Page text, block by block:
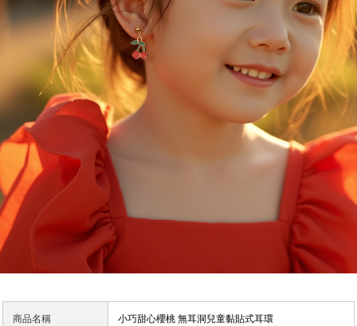
商品名稱 小巧甜心櫻桃 無耳洞兒童黏貼式耳環